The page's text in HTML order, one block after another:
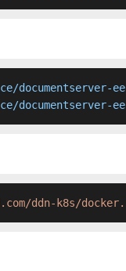
documentserver-
ddn-k8s/